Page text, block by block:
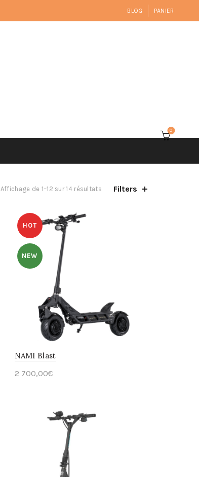
BLOG PANIER
0
Affichage de 1–12 sur 14 résultats Filters
HOT
NEW
NAMI Blast
2 700,00€